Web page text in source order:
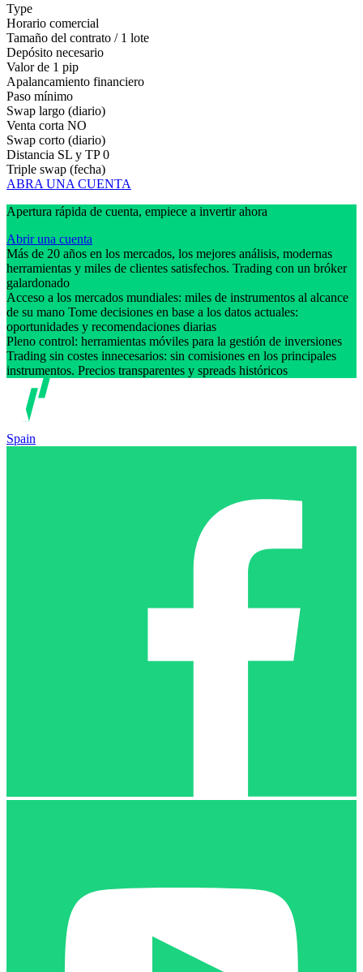
Type
Horario comercial
Tamaño del contrato / 1 lote
Depósito necesario
Valor de 1 pip
Apalancamiento financiero
Paso mínimo
Swap largo (diario)
Venta corta NO
Swap corto (diario)
Distancia SL y TP 0
Triple swap (fecha)
ABRA UNA CUENTA
Apertura rápida de cuenta, empiece a invertir ahora
Abrir una cuenta
Más de 20 años en los mercados, los mejores análisis, modernas
herramientas y miles de clientes satisfechos. Trading con un bróker
galardonado
Acceso a los mercados mundiales: miles de instrumentos al alcance
de su mano Tome decisiones en base a los datos actuales:
oportunidades y recomendaciones diarias
Pleno control: herramientas móviles para la gestión de inversiones
Trading sin costes innecesarios: sin comisiones en los principales
instrumentos. Precios transparentes y spreads históricos
Spain